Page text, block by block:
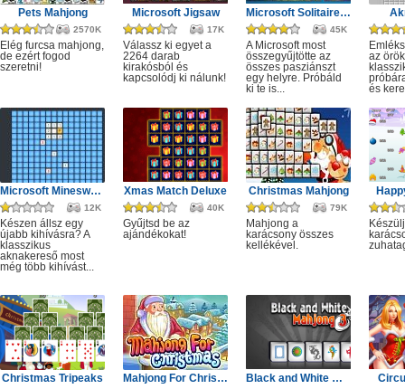
Pets Mahjong
2570K
Elég furcsa mahjong,
de ezért fogod
szeretni!
Microsoft Jigsaw
17K
Válassz ki egyet a
2264 darab
kirakósból és
kapcsolódj ki nálunk!
Microsoft Solitaire Collection
45K
A Microsoft most
összegyűjtötte az
összes pasziánszt
egy helyre. Próbáld
ki te is...
az örök
és
Microsoft Minesweeper
12K
Készen állsz egy
újabb kihívásra? A
klasszikus
aknakereső most
még több kihívást...
Xmas Match Deluxe
40K
Gyűjtsd be az
ajándékokat!
Christmas Mahjong
79K
Mahjong a
karácsony összes
kellékével.
Christmas Tripeaks Mahjong For Christmas Black and White Mahjong 3